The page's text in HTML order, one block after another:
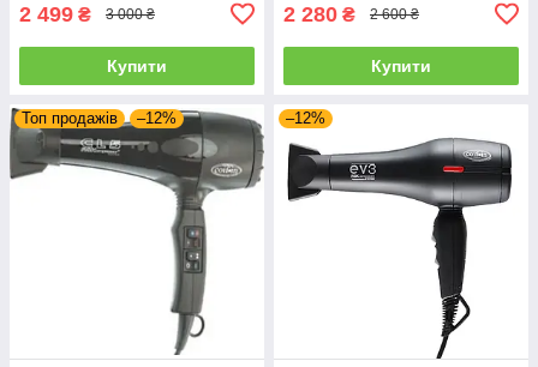
2 499 ₴ 3 000 ₴
Купити
2 280 ₴ 2 600 ₴
Купити
Топ продажів –12% –12%